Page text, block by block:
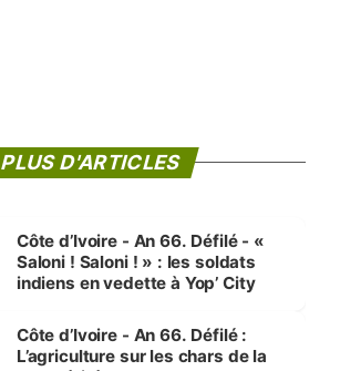
PLUS D'ARTICLES
Côte d’Ivoire - An 66. Défilé - «
Saloni ! Saloni ! » : les soldats
indiens en vedette à Yop’ City
Côte d’Ivoire - An 66. Défilé :
L’agriculture sur les chars de la